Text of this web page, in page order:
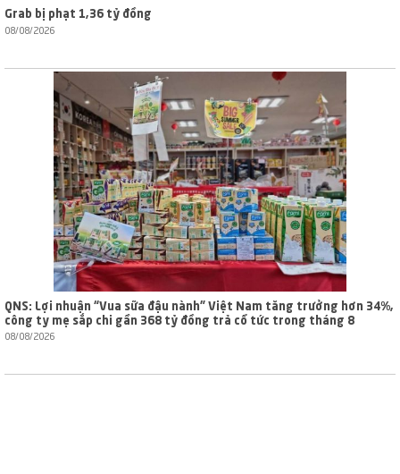
Grab bị phạt 1,36 tỷ đồng
08/08/2026
QNS: Lợi nhuận “Vua sữa đậu nành” Việt Nam tăng trưởng hơn 34%,
công ty mẹ sắp chi gần 368 tỷ đồng trả cổ tức trong tháng 8
08/08/2026